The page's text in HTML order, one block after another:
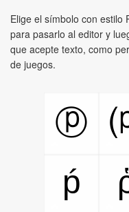
Elige el símbolo con estilo
para pasarlo al editor y
que acepte texto, como
de juegos.
ⓟ
ṕ